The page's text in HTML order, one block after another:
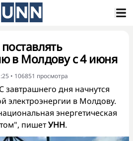
в Молдову с 4 июня
• 106851 просмотра
С завтрашнего дня начнутся
электроэнергии в Молдову.
энергетическая
пишетУНН.